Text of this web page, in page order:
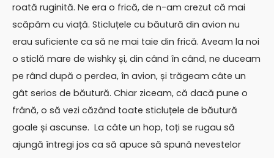
roată ruginită. Ne era o frică, de n-am crezut că mai
scăpăm cu viață. Sticluțele cu băutură din avion nu
erau suficiente ca să ne mai taie din frică. Aveam la noi
o sticlă mare de wishky și, din când în când, ne duceam
pe rând după o perdea, în avion, și trăgeam câte un
gât serios de băutură. Chiar ziceam, că dacă pune o
frână, o să vezi căzând toate sticluțele de băutură
goale și ascunse. La câte un hop, toți se rugau să
ajungă întregi jos ca să apuce să spună nevestelor